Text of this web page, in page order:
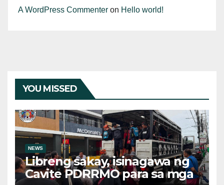
A WordPress Commenter on Hello world!
YOU MISSED
NEWS
Libreng sakay, isinagawa ng
Cavite PDRRMO para sa mga